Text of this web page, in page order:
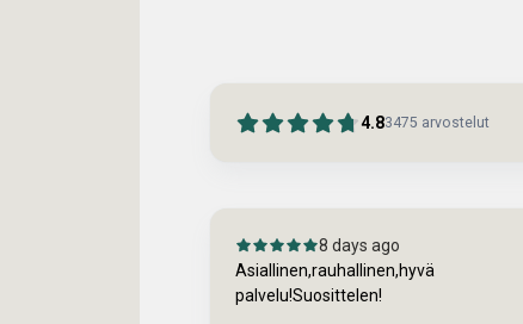
4.83475 arvostelut
11 days ago